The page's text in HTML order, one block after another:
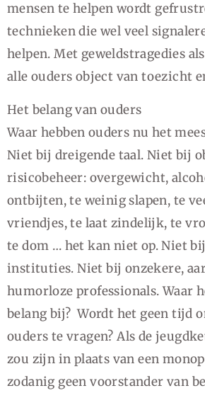
mensen te helpen wordt
technieken die wel veel
helpen. Met geweldstragedies
alle ouders object van toezicht
Het belang van ouders
Waar hebben ouders nu het
Niet bij dreigende taal. Niet bij
risicobeheer: overgewicht,
ontbijten, te weinig slapen, te
vriendjes, te laat zindelijk, te
te dom … het kan niet op. Niet
instituties. Niet bij onzekere,
humorloze professionals. Waar
belang bij? Wordt het geen tijd
ouders te vragen? Als de
zou zijn in plaats van een
zodanig geen voorstander van